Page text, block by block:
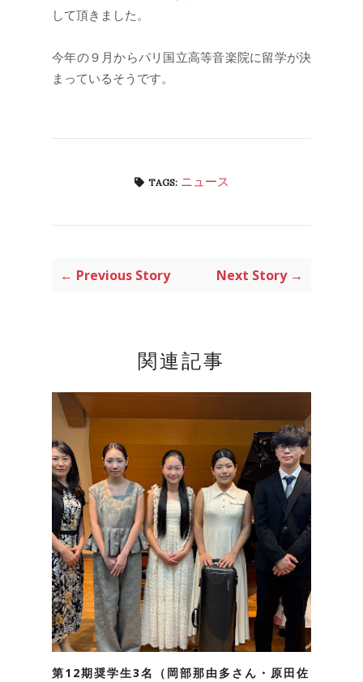
して頂きました。
今年の９月からパリ国立高等音楽院に留学が決
まっているそうです。
TAGS: ニュース
← Previous Story Next Story →
関連記事
第12期奨学生3名（岡部那由多さん・原田佐